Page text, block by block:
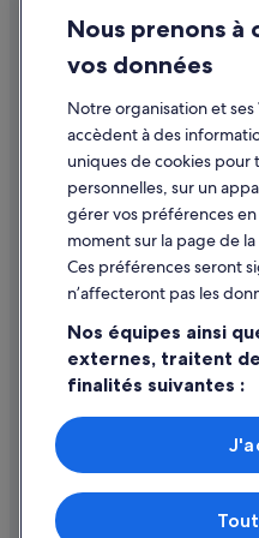
Montluçon : hôtels
Nancy : hôtels
Nîmes : hôtels
Paris : hôtels
Perpignan : hôtels
Poitiers : hôtels
Provins : hôtels Hôtels avec
Rennes-Le-Château : hôtels
Rouen : hôtels
Saint-Étienne : hôtels
Saintes : hôtels
Sens : hôtels
Strasbourg : hôtels Hôtels avec
Mentions légales / Nous contacter
Directives de contenu et
Aide
Assistance
Annuler votre vol
Annuler une réservation d'hôtel
Délais de remboursement
Documents de voyage
Parmi les moyens de paiement
American Express, Diner’s Club
Electron, CartaSi, Carte Bleue,
© 2026 Expedia, Inc., une
Nous prenons
vos données
Notre organisation et ses
accèdent à des
uniques de cookies pour
personnelles, sur un
gérer vos préférences
moment sur la page de
Ces préférences seront
n’affecteront pas les
Nos équipes ainsi
externes, traitent
finalités suivantes :
Utiliser des données de
activement les
l’identification. Stocker
mesure de performance
études d’audience et